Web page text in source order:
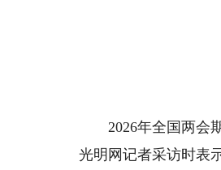
2026年全国两会期
光明网记者采访时表